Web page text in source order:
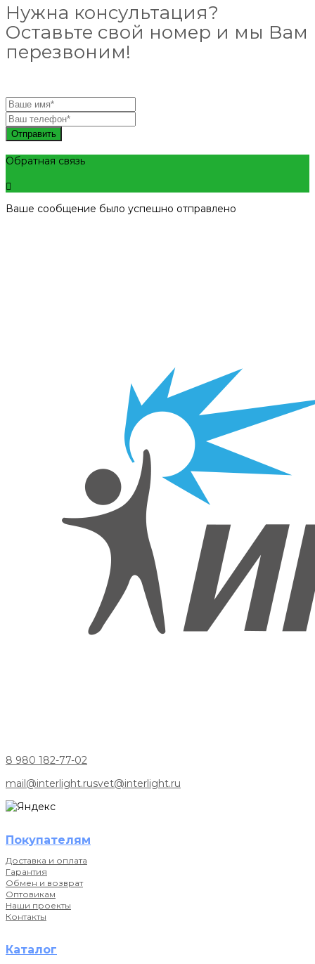
Нужна консультация?
Оставьте свой номер и мы Вам
перезвоним!
Отправить
Обратная связь
Ваше сообщение было успешно отправлено
8 980 182-77-02
mail@interlight.rusvet@interlight.ru
Покупателям
Доставка и оплата
Гарантия
Обмен и возврат
Оптовикам
Наши проекты
Контакты
Каталог